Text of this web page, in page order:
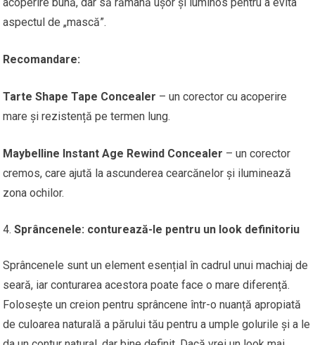
aspectul de „mască”.
Recomandare:
Tarte Shape Tape Concealer – un corector cu acoperire
mare și rezistență pe termen lung.
Maybelline Instant Age Rewind Concealer – un corector
cremos, care ajută la ascunderea cearcănelor și iluminează
zona ochilor.
Sprâncenele: conturează-le pentru un look definitoriu
Sprâncenele sunt un element esențial în cadrul unui machiaj de
seară, iar conturarea acestora poate face o mare diferență.
Folosește un creion pentru sprâncene într-o nuanță apropiată
de culoarea naturală a părului tău pentru a umple golurile și a le